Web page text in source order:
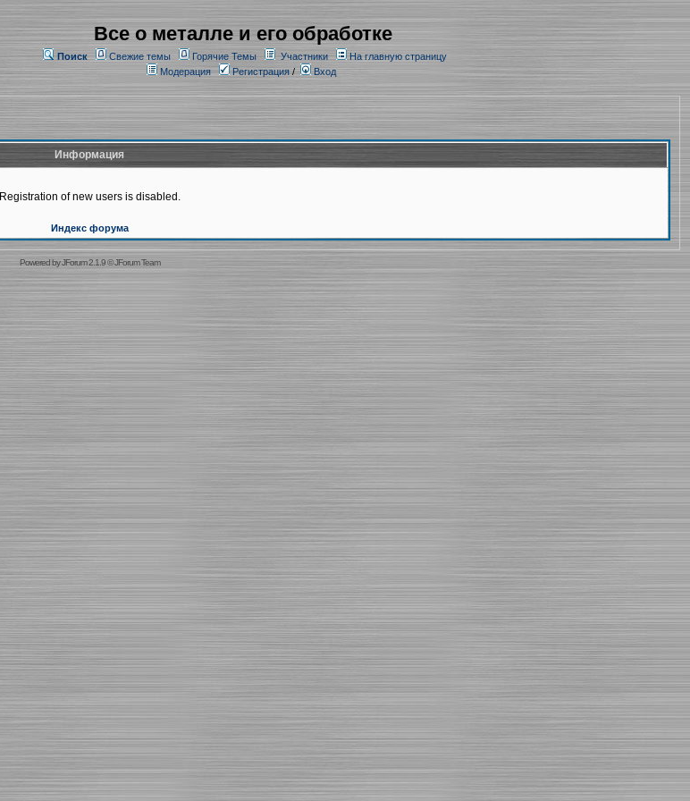
Все о металле и его обработке
Поиск Свежие темы Горячие Темы Участники
На главную страницу
Модерация
Регистрация/ Вход
Информация
Registration of new users is disabled.
Индекс форума
Powered byJForum 2.1.9©JForum Team